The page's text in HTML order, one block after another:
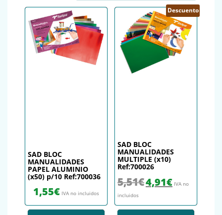
SAD BLOC
MANUALIDADES
PAPEL ALUMINIO
(x50) p/10 Ref:700036
1,55€ IVA no incluidos
Descuento
SAD BLOC
MANUALIDADES
MULTIPLE (x10)
Ref:700026
5,51€ El precio original era: 5,51€.
4,91€El precio actual
IVA no
incluidos